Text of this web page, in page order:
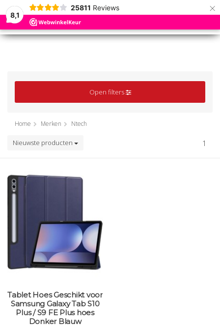
8,1
25811 Reviews ×
MENU
MENU
Open filters
Home Merken Ntech
Nieuwste producten 1
Tablet Hoes Geschikt voor
Samsung Galaxy Tab S10
Plus / S9 FE Plus hoes
Donker Blauw